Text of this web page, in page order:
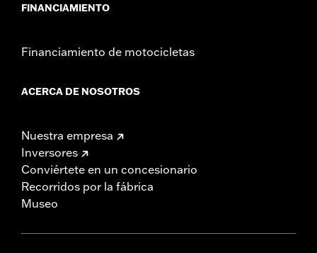
FINANCIAMIENTO
Financiamiento de motocicletas
ACERCA DE NOSOTROS
Nuestra empresa
Inversores
Conviértete en un concesionario
Recorridos por la fábrica
Museo